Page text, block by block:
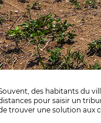
des habitants du
pour saisir un
trouver une solution aux